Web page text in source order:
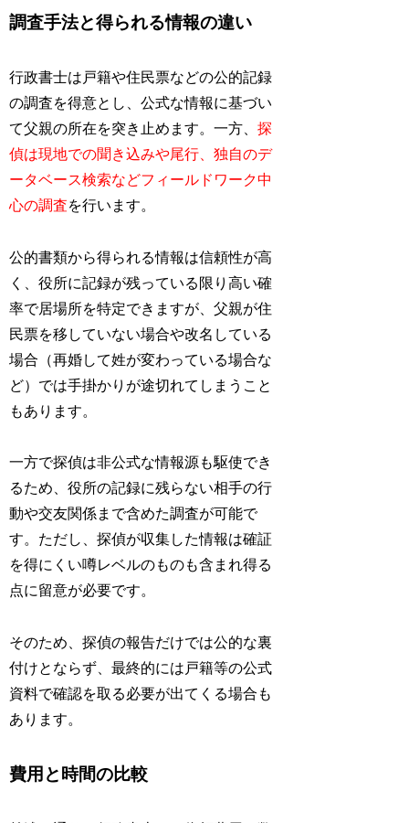
調査手法と得られる情報の違い
行政書士は戸籍や住民票などの公的記録
の調査を得意とし、公式な情報に基づい
て父親の所在を突き止めます。一方、探
偵は現地での聞き込みや尾行、独自のデ
ータベース検索などフィールドワーク中
心の調査を行います。
公的書類から得られる情報は信頼性が高
く、役所に記録が残っている限り高い確
率で居場所を特定できますが、父親が住
民票を移していない場合や改名している
場合（再婚して姓が変わっている場合な
ど）では手掛かりが途切れてしまうこと
もあります。
一方で探偵は非公式な情報源も駆使でき
るため、役所の記録に残らない相手の行
動や交友関係まで含めた調査が可能で
す。ただし、探偵が収集した情報は確証
を得にくい噂レベルのものも含まれ得る
点に留意が必要です。
そのため、探偵の報告だけでは公的な裏
付けとならず、最終的には戸籍等の公式
資料で確認を取る必要が出てくる場合も
あります。
費用と時間の比較